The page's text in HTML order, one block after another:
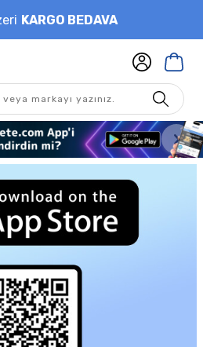
KARGO BEDAVA